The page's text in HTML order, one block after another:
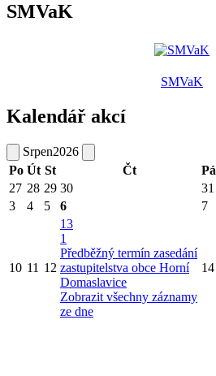
SMVaK
SMVaK
Kalendář akcí
Srpen2026
Po Út St Čt Pá
27 28 29 30 31
3
4 5 6 7
10 11 12
13
1
Předběžný termín zasedání
zastupitelstva obce Horní
Domaslavice
Zobrazit všechny záznamy
ze dne
14